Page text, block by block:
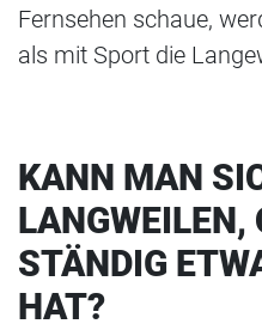
Fernsehen schaue,
als mit Sport die
KANN MAN
LANGWEILEN,
STÄNDIG
HAT?